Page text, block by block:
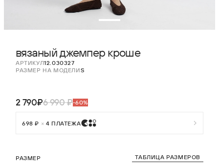
вязаный джемпер кроше
АРТИКУЛ12.030327
РАЗМЕР НА МОДЕЛИS
РАЗМЕР ТАБЛИЦА РАЗМЕРОВ
2 790₽6 990 ₽-60%
698 ₽ × 4 ПЛАТЕЖА